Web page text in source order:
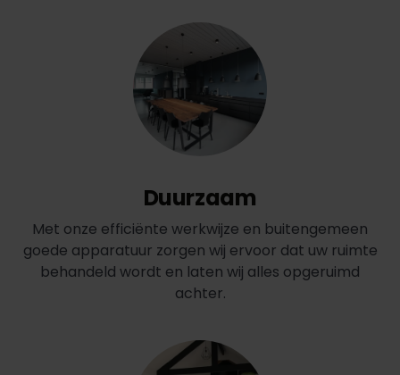
Duurzaam
Met onze efficiënte werkwijze en buitengemeen
goede apparatuur zorgen wij ervoor dat uw ruimte
behandeld wordt en laten wij alles opgeruimd
achter.